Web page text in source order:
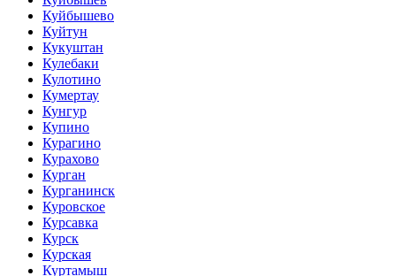
Куйбышево
Куйтун
Кукуштан
Кулебаки
Кулотино
Кумертау
Кунгур
Купино
Курагино
Курахово
Курган
Курганинск
Куровское
Курсавка
Курск
Курская
Куртамыш